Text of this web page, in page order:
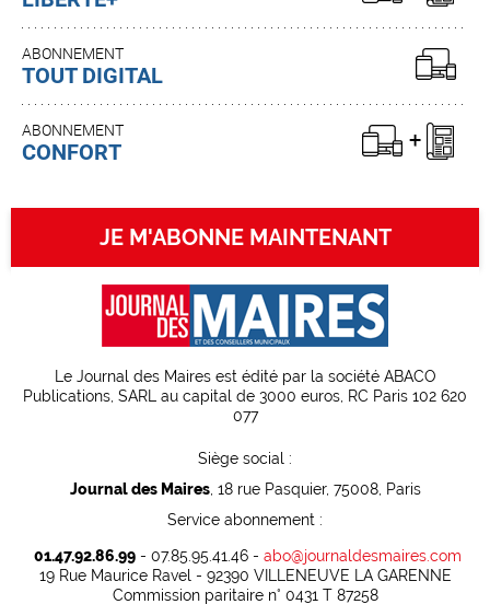
ABONNEMENT
TOUT DIGITAL
ABONNEMENT
CONFORT
JE M'ABONNE MAINTENANT
Le Journal des Maires est édité par la société ABACO
Publications, SARL au capital de 3000 euros, RC Paris 102 620
077
Siège social :
Journal des Maires, 18 rue Pasquier, 75008, Paris
Service abonnement :
01.47.92.86.99- 07.85.95.41.46 - abo@journaldesmaires.com
19 Rue Maurice Ravel - 92390 VILLENEUVE LA GARENNE
Commission paritaire n° 0431 T 87258